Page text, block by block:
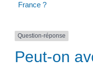
France ?
Question-réponse
Peut-on